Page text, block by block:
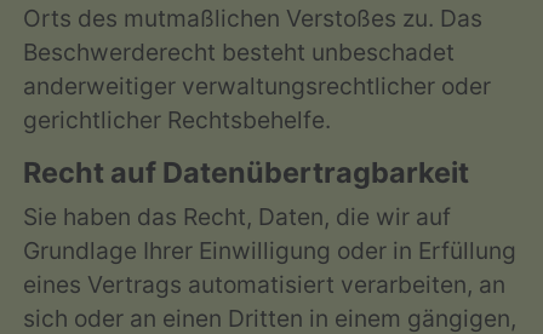
Orts des mutmaßlichen Verstoßes zu. Das
Beschwerderecht besteht unbeschadet
anderweitiger verwaltungsrechtlicher oder
gerichtlicher Rechtsbehelfe.
Recht auf Daten­übertrag­barkeit
Sie haben das Recht, Daten, die wir auf
Grundlage Ihrer Einwilligung oder in Erfüllung
eines Vertrags automatisiert verarbeiten, an
sich oder an einen Dritten in einem gängigen,